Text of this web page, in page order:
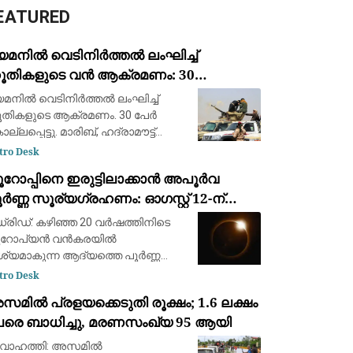
വെടിനിർത്തൽ ലംഘിച്ച്
വൻ ആക്രമണം: 30
കൊല്ലപ്പെട്ടു; 2022-ന്
ഏറ്റവും വലിയ ഏറ്റുമുട്ടൽ
വെടിനിർത്തൽ ലംഘിച്ച്
ആക്രമണം. 30 പേർ
മാരിബ്, ഹദ്രാമൗട്ട്
യെമൻ
ആക്രമണം. 2022ന്
വലിയ ആക്രമണമാണിത്
Desk
ഇരുട്ടിലാക്കാൻ അപൂർവ
സൂര്യഗ്രഹണം: ഓഗസ്റ്റ് 12-ന്
പ്രകൃതിയുടെ വിസ്മയക്കാഴ്ച
കഴിഞ്ഞ 20 വർഷത്തിനിടെ
വൻകരയിൽ
ആദ്യത്തെ പൂർണ്ണ
സാക്ഷ്യം
ഓഗസ്റ്റ് 12-നാണ്
സൂര്യനെ പൂർണ്ണമായി മറയ്ക
Desk
പ്രളയക്കെടുതി രൂക്ഷം; 1.6 ലക്ഷം
ബാധിച്ചു, മരണസംഖ്യ 95 ആയി
അസമിൽ